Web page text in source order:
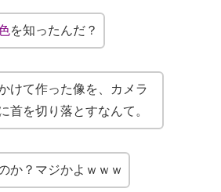
を知ったんだ？
けて作った像を、カメラ
首を切り落とすなんて。
か？マジかよｗｗｗ